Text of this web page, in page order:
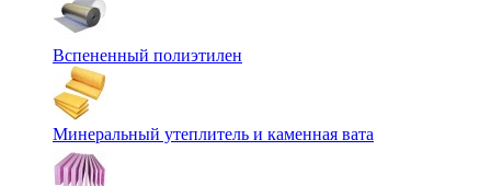
Вспененный полиэтилен
Минеральный утеплитель и каменная вата